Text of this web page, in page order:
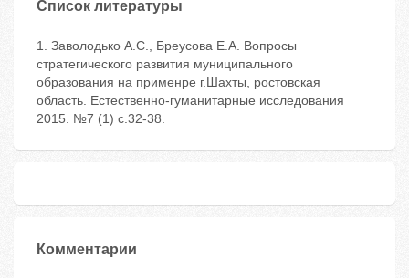
Список литературы
1. Заволодько А.С., Бреусова Е.А. Вопросы
стратегического развития муниципального
образования на применре г.Шахты, ростовская
область. Естественно-гуманитарные исследования
2015. №7 (1) с.32-38.
Комментарии